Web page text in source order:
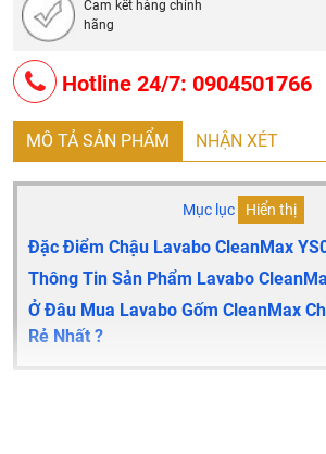
Cam kết hàng chính
hãng
Hotline 24/7: 0904501766
MÔ TẢ SẢN PHẨM NHẬN XÉT
Mục lục Hiển thị
Đặc Điểm Chậu Lavabo CleanMax
Thông Tin Sản Phẩm Lavabo
Ở Đâu Mua Lavabo Gốm CleanMax
Rẻ Nhất ?